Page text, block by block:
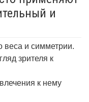
и
веса и симметрии.
зрителя к
к нему